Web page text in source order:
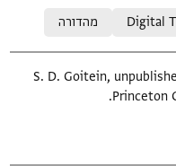
Digital מהדורה
S. D. Goitein,
Princeton